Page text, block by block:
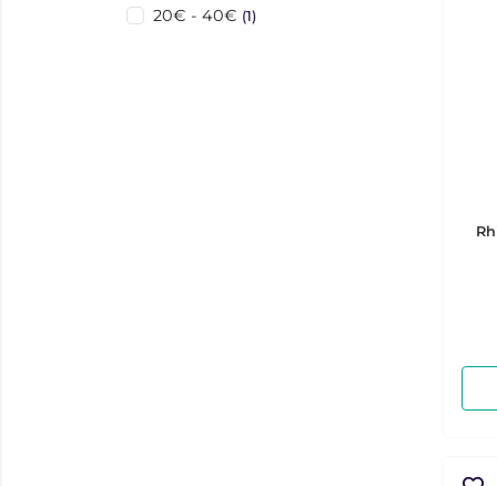
20€ - 40€ (1)